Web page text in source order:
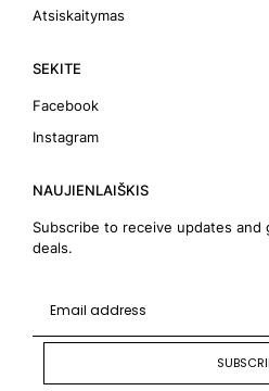
Atsiskaitymas
SEKITE
Facebook
Instagram
NAUJIENLAIŠKIS
Subscribe to receive updates and
deals.